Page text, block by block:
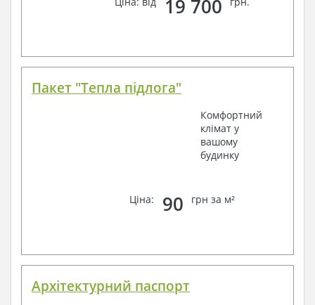
19 700
Пакет "Тепла підлога"
Комфортний
клімат у
вашому
будинку
Ціна: 90 грн за м²
Архітектурний паспорт